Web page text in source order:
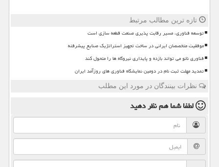
تازه ترین مطالب مرتبط
توسعه فناوری، مسیر رقابت پذیری صنعت قطعه سازی است
موفقیت متخصصان ایرانی در ساخت تجهیز استراتژیک صنایع پیشرفته
فناوری نانو می تواند بازده و پایداری نیروگاه ها را متحول کند
تمدید مهلت ثبت نام در دومین نمایشگاه فناوری های روزآمد ایران
نظرات بینندگان در مورد این مطلب
لطفا شما همنظر دهید